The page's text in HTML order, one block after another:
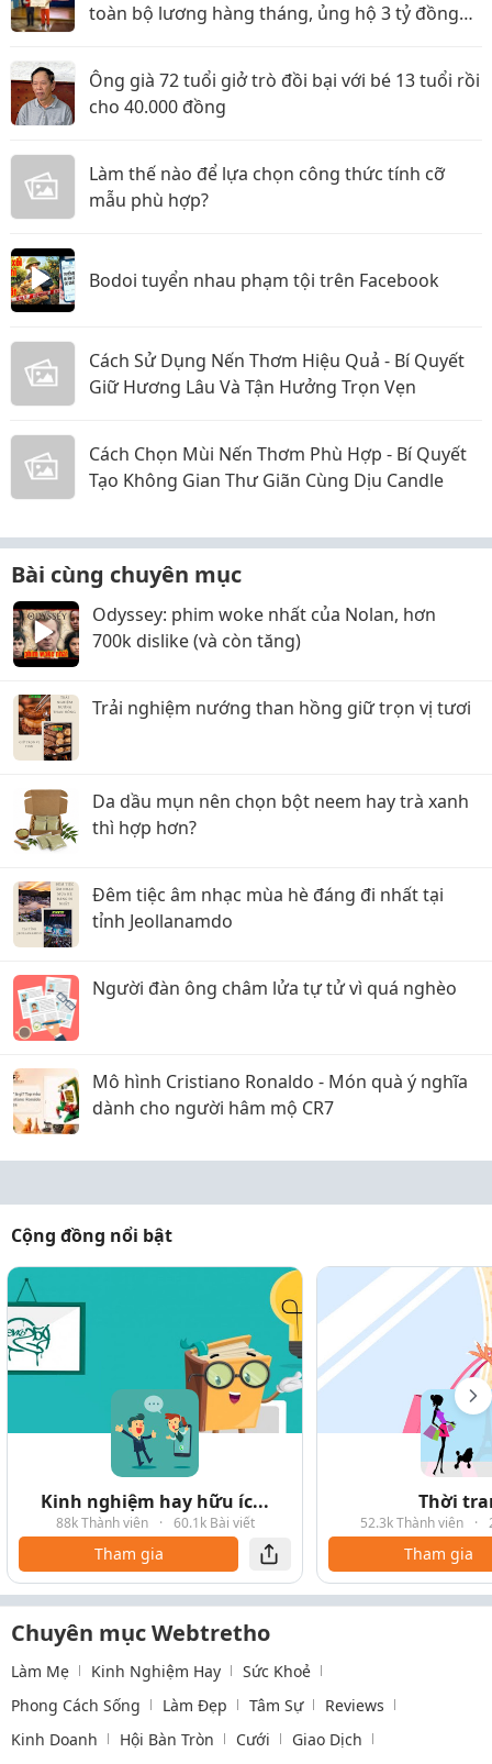
toàn bộ lương hàng tháng, ủng hộ 3 tỷ đồng
Ông già 72 tuổi giở trò đồi bại với bé 13 tuổi rồi
cho 40.000 đồng
Làm thế nào để lựa chọn công thức tính cỡ
mẫu phù hợp?
Bodoi tuyển nhau phạm tội trên Facebook
Cách Sử Dụng Nến Thơm Hiệu Quả - Bí Quyết
Giữ Hương Lâu Và Tận Hưởng Trọn Vẹn
Cách Chọn Mùi Nến Thơm Phù Hợp - Bí Quyết
Tạo Không Gian Thư Giãn Cùng Dịu Candle
Bài cùng chuyên mục
Odyssey: phim woke nhất của Nolan, hơn
700k dislike (và còn tăng)
Trải nghiệm nướng than hồng giữ trọn vị tươi
Da dầu mụn nên chọn bột neem hay trà xanh
thì hợp hơn?
Đêm tiệc âm nhạc mùa hè đáng đi nhất tại
tỉnh Jeollanamdo
Người đàn ông châm lửa tự tử vì quá nghèo
Mô hình Cristiano Ronaldo - Món quà ý nghĩa
dành cho người hâm mộ CR7
Cộng đồng nổi bật
Kinh nghiệm hay hữu íc...
88k Thành viên · 60.1k Bài viết
Tham gia
Thời
52.3k Thành viên ·
Tham gia
Chuyên mục Webtretho
Làm Mẹ Kinh Nghiệm Hay
Sức Khoẻ
Phong Cách Sống
Làm Đẹp Tâm Sự
Reviews
Kinh Doanh
Hội Bàn Tròn Cưới
Giao Dịch